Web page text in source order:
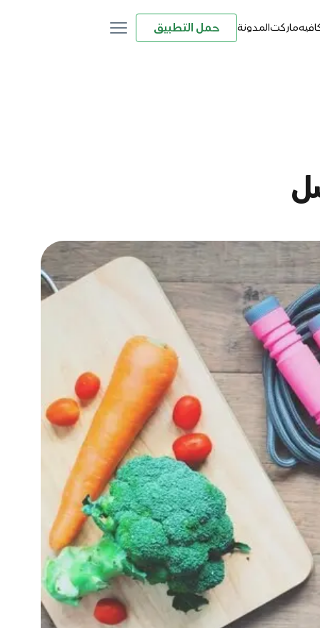
ماركتالمدونة حمل التطبيق